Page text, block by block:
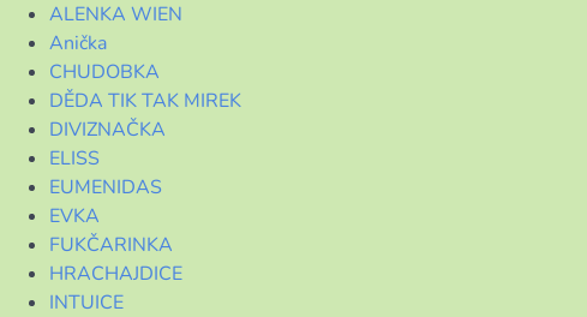
ALENKA WIEN
Anička
CHUDOBKA
DĚDA TIK TAK MIREK
DIVIZNAČKA
ELISS
EUMENIDAS
EVKA
FUKČARINKA
HRACHAJDICE
INTUICE